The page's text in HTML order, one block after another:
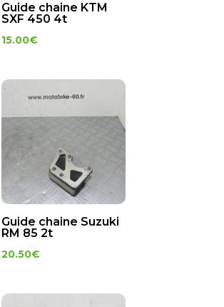
Guide chaine KTM
SXF 450 4t
15.00€
Guide chaine Suzuki
RM 85 2t
20.50€